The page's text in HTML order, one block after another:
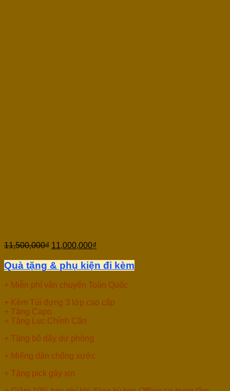
11,500,000₫ 11,000,000₫
Quà tặng & phụ kiện đi kèm
+ Miễn phí vận chuyển Toàn Quốc
+ Kèm Túi đựng 3 lớp cao cấp
+ Tặng Capo
+ Tặng Lục Chỉnh Cần
+ Tặng bộ dây dự phòng
+ Miếng dán chống xước
+ Tặng pick gảy xịn